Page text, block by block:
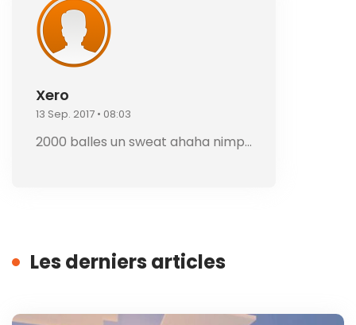
Xero
13 Sep. 2017 • 08:03
2000 balles un sweat ahaha nimp…
Les derniers articles